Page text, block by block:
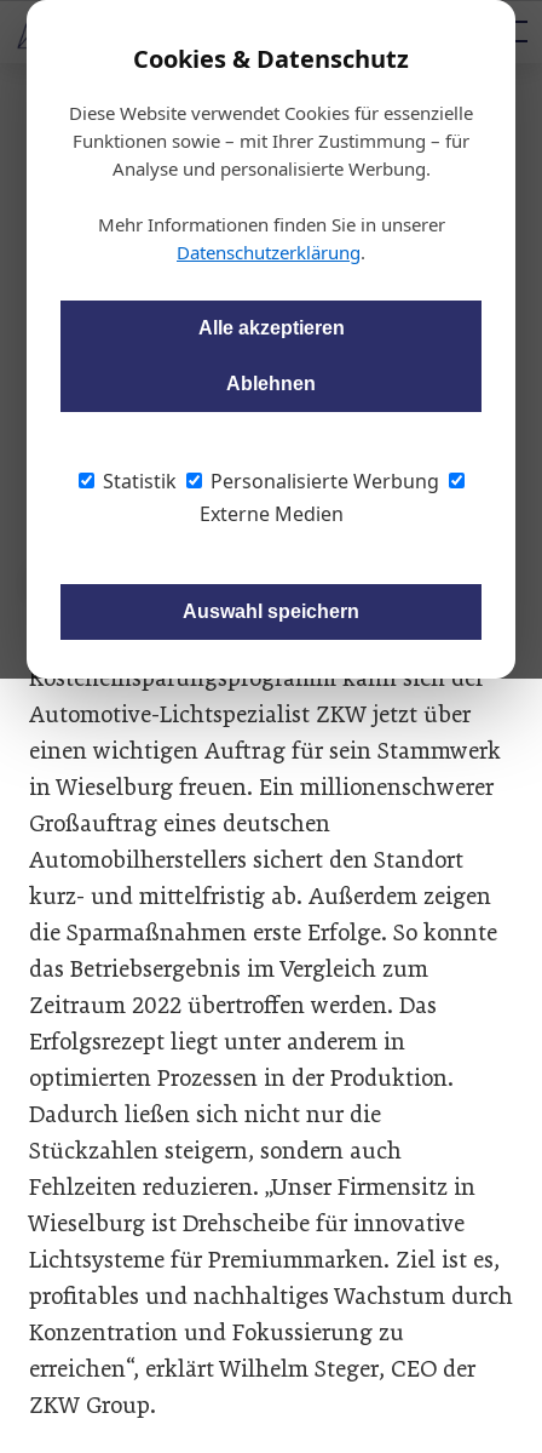
Cookies & Datenschutz
Diese Website verwendet Cookies für essenzielle
Funktionen sowie – mit Ihrer Zustimmung – für
Analyse und personalisierte Werbung.
Mehr Informationen finden Sie in unserer
Datenschutzerklärung.
Alle akzeptieren
Ablehnen
Statistik
Personalisierte Werbung
Externe Medien
Auswahl speichern
AUTOMOTIVE SERVICES
AUTOMOTIVE AKADEMIE
Podcast
Startseite/Auto & Politik
Standortsicherung
uftrag für ZKW
29.06.2023, 08:44 Uhr
Ein neuer Auftrag in Millionenhöhe
Zukunft des ZKW-Stammwerks in
Nach dem strikten
Kosteneinsparungsprogramm kann sich der
Automotive-Lichtspezialist ZKW jetzt über
einen wichtigen Auftrag für sein Stammwerk
in Wieselburg freuen. Ein millionenschwerer
Großauftrag eines deutschen
Automobilherstellers sichert den Standort
kurz- und mittelfristig ab. Außerdem zeigen
die Sparmaßnahmen erste Erfolge. So konnte
das Betriebsergebnis im Vergleich zum
Zeitraum 2022 übertroffen werden. Das
Erfolgsrezept liegt unter anderem in
optimierten Prozessen in der Produktion.
Dadurch ließen sich nicht nur die
Stückzahlen steigern, sondern auch
Fehlzeiten reduzieren. „Unser Firmensitz in
Wieselburg ist Drehscheibe für innovative
Lichtsysteme für Premiummarken. Ziel ist es,
profitables und nachhaltiges Wachstum durch
Konzentration und Fokussierung zu
erreichen“, erklärt Wilhelm Steger, CEO der
ZKW Group.